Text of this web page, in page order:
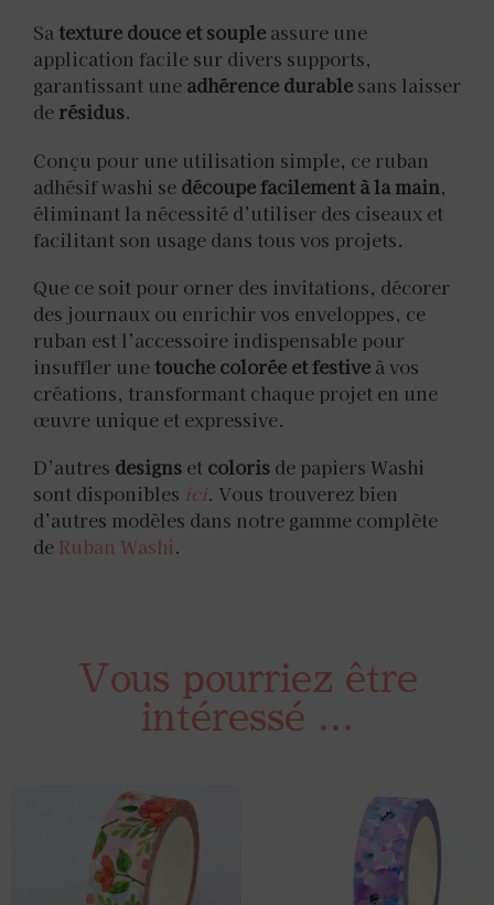
Satexture douce et souple assure une
application facile sur divers supports,
garantissant une adhérence durable sans laisser
de résidus.
Conçu pour une utilisation simple, ce ruban
adhésif washi se découpe facilement à la main,
éliminant la nécessité d’utiliser des ciseaux et
facilitant son usage dans tous vos projets.
Que ce soit pour orner des invitations, décorer
des journaux ou enrichir vos enveloppes, ce
ruban est l’accessoire indispensable pour
insuffler unetouche colorée et festive à vos
créations, transformant chaque projet en une
œuvre unique et expressive.
D’autres designs et coloris de papiers Washi
sont disponibles ici. Vous trouverez bien
d’autres modèles dans notre gamme complète
de Ruban Washi​.
Vous pourriez être
intéressé ...